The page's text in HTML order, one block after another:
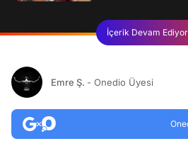
İçerik Devam Ediyor
Emre Ş. - Onedio Üyesi